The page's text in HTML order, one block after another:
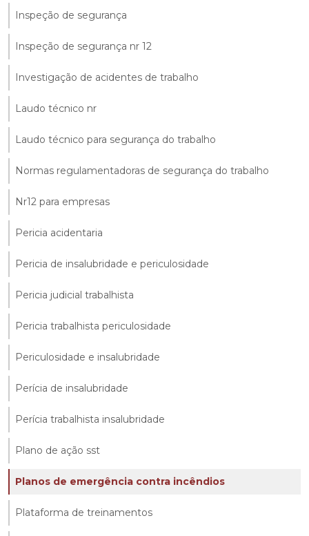
Inspeção de segurança
Inspeção de segurança nr 12
Investigação de acidentes de trabalho
Laudo técnico nr
Laudo técnico para segurança do trabalho
Normas regulamentadoras de segurança do trabalho
Nr12 para empresas
Pericia acidentaria
Pericia de insalubridade e periculosidade
Pericia judicial trabalhista
Pericia trabalhista periculosidade
Periculosidade e insalubridade
Perícia de insalubridade
Perícia trabalhista insalubridade
Plano de ação sst
Planos de emergência contra incêndios
Plataforma de treinamentos